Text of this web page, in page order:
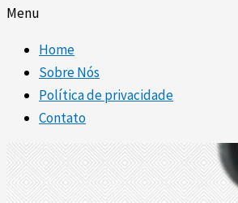
Menu
Home
Sobre Nós
Política de privacidade
Contato